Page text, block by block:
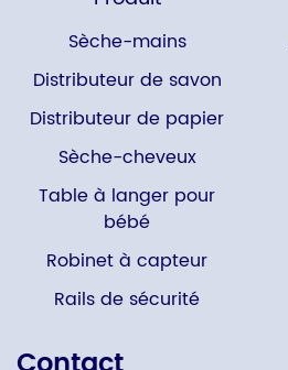
Sèche-mains
Distributeur de savon
Distributeur de papier
Sèche-cheveux
Table à langer pour
bébé
Robinet à capteur
Rails de sécurité